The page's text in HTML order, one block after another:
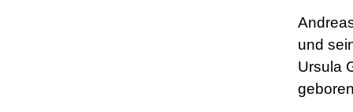
und
Ursula